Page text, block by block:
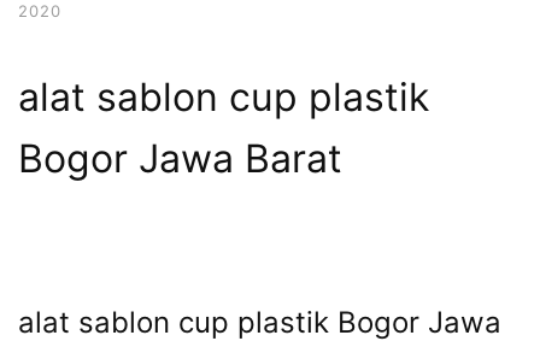
2020
alat sablon cup plastik
Bogor Jawa Barat
alat sablon cup plastik Bogor Jawa